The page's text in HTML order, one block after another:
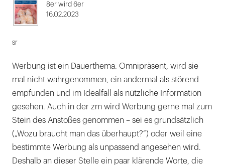
8er wird 6er
16.02.2023
sr
Werbung ist ein Dauerthema. Omnipräsent, wird sie
mal nicht wahrgenommen, ein andermal als störend
empfunden und im Idealfall als nützliche Information
gesehen. Auch in der zm wird Werbung gerne mal zum
Stein des Anstoßes genommen – sei es grundsätzlich
(„Wozu braucht man das überhaupt?“) oder weil eine
bestimmte Werbung als unpassend angesehen wird.
Deshalb an dieser Stelle ein paar klärende Worte, die